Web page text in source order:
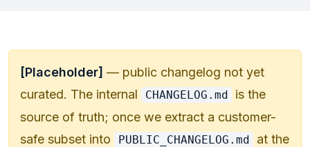
[Placeholder] — public changelog not yet
curated. The internal
CHANGELOG.md
is the
source of truth; once we extract a customer-
safe subset into
PUBLIC_CHANGELOG.md
at the